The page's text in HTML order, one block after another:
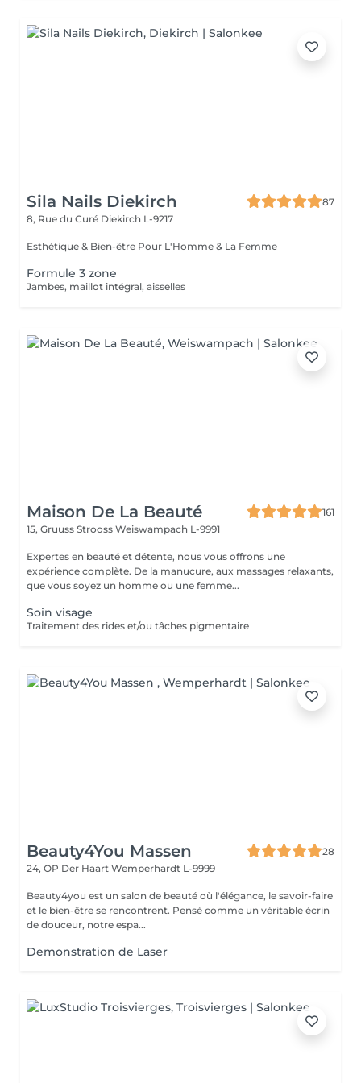
Sila Nails Diekirch
87
8, Rue du Curé Diekirch L-9217
Esthétique & Bien-être Pour L'Homme & La Femme
Formule 3 zone
Jambes, maillot intégral, aisselles
Maison De La Beauté
161
15, Gruuss Strooss Weiswampach L-9991
Expertes en beauté et détente, nous vous offrons une
expérience complète. De la manucure, aux massages relaxants,
que vous soyez un homme ou une femme...
Soin visage
Traitement des rides et/ou tâches pigmentaire
Beauty4You Massen
28
24, OP Der Haart Wemperhardt L-9999
Beauty4you est un salon de beauté où l'élégance, le savoir-faire
et le bien-être se rencontrent. Pensé comme un véritable écrin
de douceur, notre espa...
Demonstration de Laser